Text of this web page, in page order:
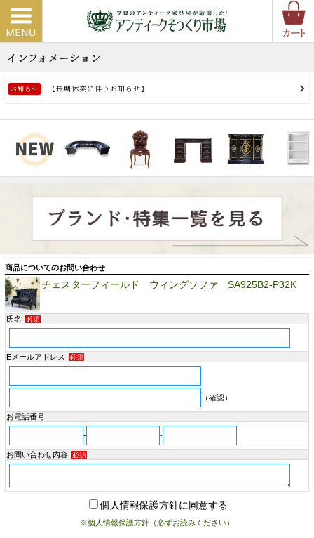
商品についてのお問い合わせ
チェスターフィールド ウィングソファ SA925B2-P32K
氏名 必須
Eメールアドレス 必須
（確認）
お電話番号
- -
お問い合わせ内容 必須
個人情報保護方針に同意する
※個人情報保護方針（必ずお読みください）